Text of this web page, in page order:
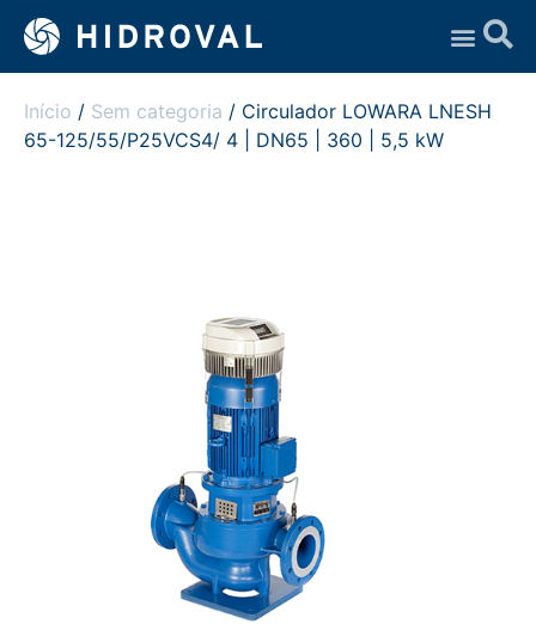
Início / Sem categoria / Circulador LOWARA LNESH
65-125/55/P25VCS4/ 4 | DN65 | 360 | 5,5 kW